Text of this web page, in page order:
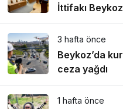
İttifakı
aksattırmadı
3 hafta önce
Beykoz’da
ceza yağdı
1 hafta önce